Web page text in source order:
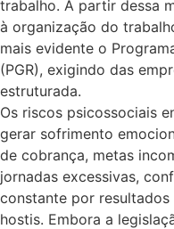
trabalho. A partir dessa
à organização do
mais evidente o
(PGR), exigindo das
estruturada.
Os riscos psicossociais
gerar sofrimento
de cobrança, metas
jornadas excessivas,
constante por
hostis. Embora a